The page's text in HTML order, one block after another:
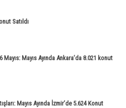
Satıldı
Mayıs Ayında Ankara’da 8.021 konut
Mayıs Ayında İzmir’de 5.624 Konut